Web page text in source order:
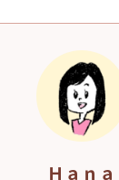
Ｈａｎａ